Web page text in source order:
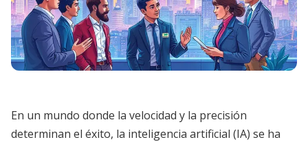
En un mundo donde la velocidad y la precisión
determinan el éxito, la inteligencia artificial (IA) se ha